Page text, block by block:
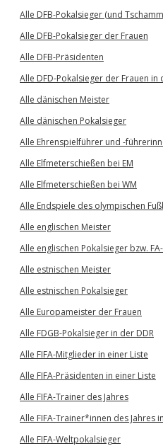
Alle DFB-Pokalsieger (und
Alle DFB-Pokalsieger der Frauen
Alle DFB-Präsidenten
Alle DFD-Pokalsieger der Frauen in
Alle dänischen Meister
Alle dänischen Pokalsieger
Alle Ehrenspielführer und -
Alle Elfmeterschießen bei EM
Alle Elfmeterschießen bei WM
Alle Endspiele des olympischen
Alle englischen Meister
Alle englischen Pokalsieger bzw.
Alle estnischen Meister
Alle estnischen Pokalsieger
Alle Europameister der Frauen
Alle FDGB-Pokalsieger in der DDR
Alle FIFA-Mitglieder in einer Liste
Alle FIFA-Präsidenten in einer Liste
Alle FIFA-Trainer des Jahres
Alle FIFA-Trainer*innen des Jahres
Alle FIFA-Weltpokalsieger